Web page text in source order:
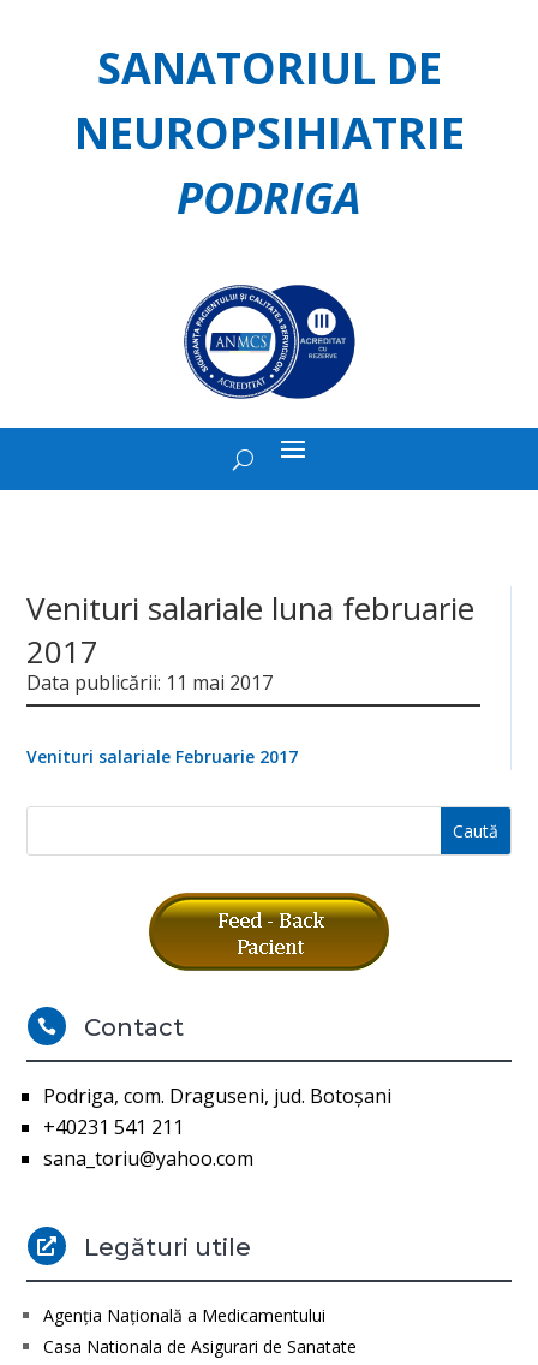
SANATORIUL DE
NEUROPSIHIATRIE
PODRIGA
Venituri salariale luna februarie
2017
Data publicării: 11 mai 2017
Venituri salariale Februarie 2017
 Contact
Podriga, com. Draguseni, jud. Botoşani
+40231 541 211
sana_toriu@yahoo.com
 Legături utile
Agenţia Naţională a Medicamentului
Casa Nationala de Asigurari de Sanatate